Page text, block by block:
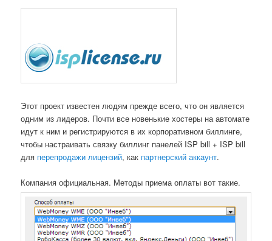
Этот проект известен людям прежде всего, что он является
одним из лидеров. Почти все новенькие хостеры на автомате
идут к ним и регистрируются в их корпоративном биллинге,
чтобы настраивать связку биллинг панелей ISP bill + ISP bill
для перепродажи лицензий, как партнерский аккаунт.
Компания официальная. Методы приема оплаты вот такие.